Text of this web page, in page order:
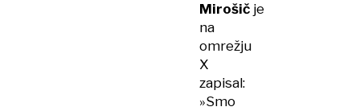
Mirošič je
na
omrežju
X
zapisal:
»Smo